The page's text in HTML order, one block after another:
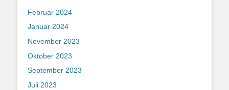
Februar 2024
Januar 2024
November 2023
Oktober 2023
September 2023
Juli 2023